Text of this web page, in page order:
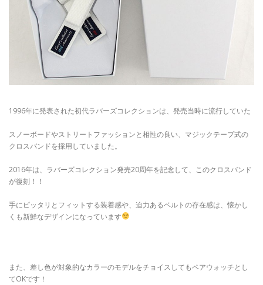
1996年に発表された初代ラバーズコレクションは、発売当時に流行していた
スノーボードやストリートファッションと相性の良い、マジックテープ式の
クロスバンドを採用していました。
2016年は、ラバーズコレクション発売20周年を記念して、このクロスバンド
が復刻！！
手にピッタリとフィットする装着感や、迫力あるベルトの存在感は、懐かし
くも新鮮なデザインになっています
また、差し色が対象的なカラーのモデルをチョイスしてもペアウォッチとし
てOKです！